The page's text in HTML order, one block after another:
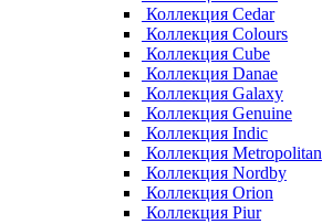
Коллекция Cedar
Коллекция Colours
Коллекция Cube
Коллекция Danae
Коллекция Galaxy
Коллекция Genuine
Коллекция Indic
Коллекция Metropolitan
Коллекция Nordby
Коллекция Orion
Коллекция Piur